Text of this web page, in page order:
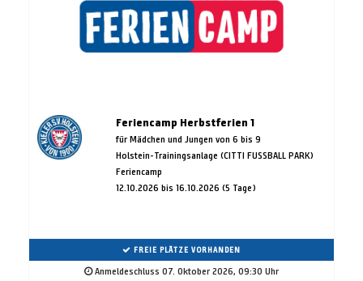
Feriencamp Herbstferien 1
für Mädchen und Jungen von 6 bis 9
Holstein-Trainingsanlage (CITTI FUSSBALL PARK)
Feriencamp
12.10.2026 bis 16.10.2026 (5 Tage)
FREIE PLÄTZE VORHANDEN
Anmeldeschluss 07. Oktober 2026, 09:30 Uhr